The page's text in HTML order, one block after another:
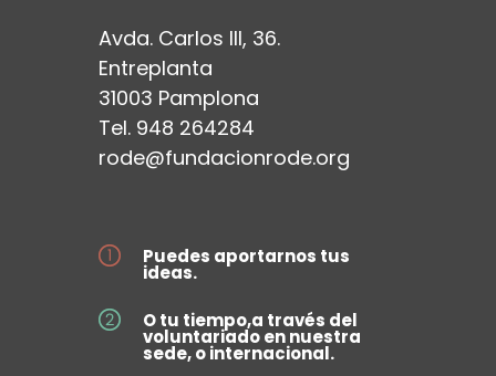
Avda. Carlos III, 36.
Entreplanta
31003 Pamplona
Tel. 948 264284
rode@fundacionrode.org
Puedes aportarnos tus
ideas.
O tu tiempo,a través del
voluntariado en nuestra
sede, o internacional.